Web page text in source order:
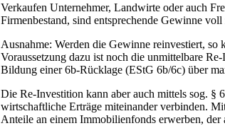
Verkaufen Unternehmer, Landwirte oder auch
Firmenbestand, sind entsprechende Gewinne voll
Ausnahme: Werden die Gewinne reinvestiert, so
Voraussetzung dazu ist noch die unmittelbare
Bildung einer 6b-Rücklage (EStG 6b/6c) über
Die Re-Investition kann aber auch mittels sog. §
wirtschaftliche Erträge miteinander verbinden.
Anteile an einem Immobilienfonds erwerben,